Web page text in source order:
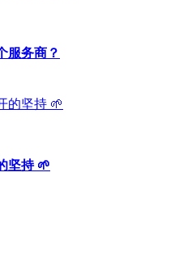
服务商？
坚持 🌱